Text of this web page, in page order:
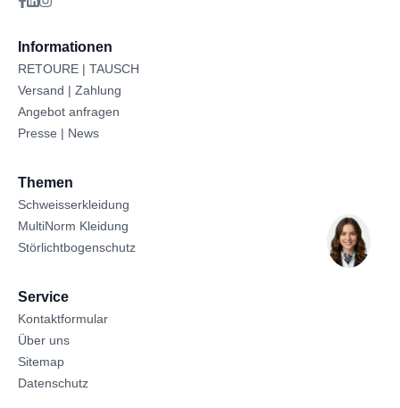
Informationen
RETOURE | TAUSCH
Versand | Zahlung
Angebot anfragen
Presse | News
Themen
Schweisserkleidung
MultiNorm Kleidung
Störlichtbogenschutz
Service
Kontaktformular
Über uns
Sitemap
Datenschutz